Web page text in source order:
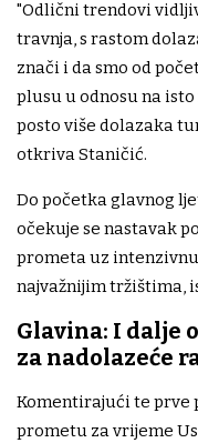
"Odlični trendovi
travnja, s rastom
znači i da smo od
plusu u odnosu na
posto više dolazaka
otkriva Staničić.
Do početka glavnog
očekuje se nastavak
prometa uz
najvažnijim tržištima,
Glavina: I dalje
za nadolazeće
Komentirajući te prve
prometu za vrijeme